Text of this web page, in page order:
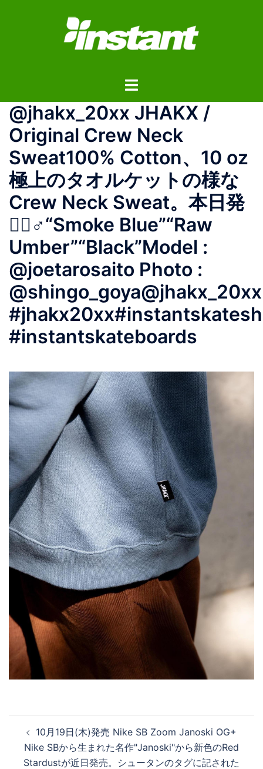
ス
ト
ル
ニ
ュ
ー
@jhakx_20xx JHAKX /
Original Crew Neck
Sweat100% Cotton、10 oz
極上のタオルケットの様な
Crew Neck Sweat。本日発
売🏻‍♂️“Smoke Blue”“Raw
Umber”“Black”Model :
@joetarosaito Photo :
@shingo_goya@jhakx_20xx
#instantskateboards
10月19日(木)発売 Nike SB Zoom Janoski OG+
Nike SBから生まれた名作"Janoski"から新色のRed
Stardustが近日発売。シュータンのタグに記された